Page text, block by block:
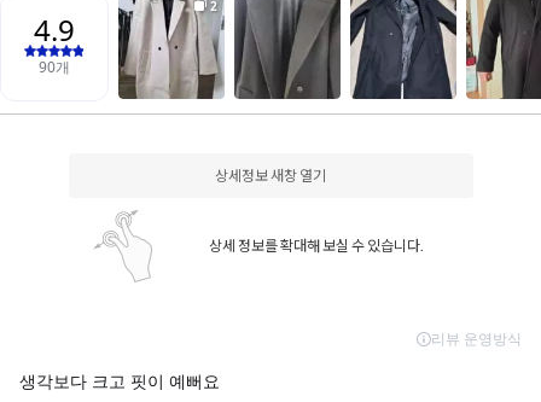
상세정보 새창 열기
상세 정보를 확대해 보실 수 있습니다.